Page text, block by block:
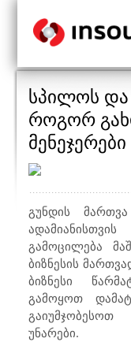
სპილოს
როგორ
მენეჯერები
გუნდის
გამოცილება
ბიზნესის
ბიზნესი
გამოყოთ
უნარები.